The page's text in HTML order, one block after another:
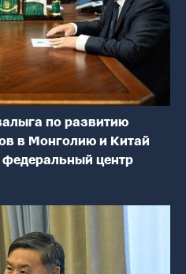
по развитию
в Монголию и Китай
центр